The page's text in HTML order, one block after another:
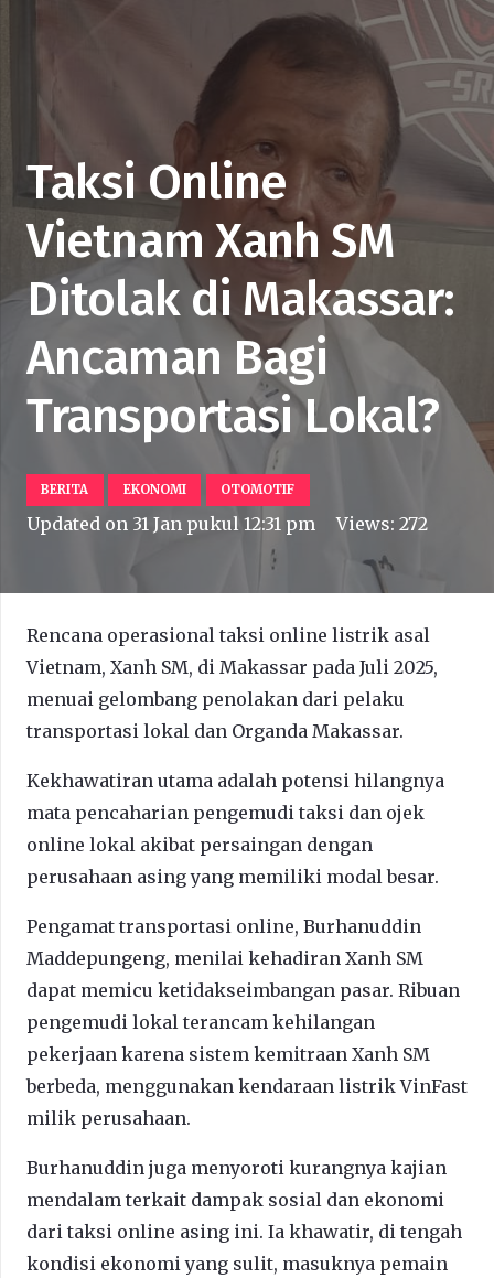
Taksi Online
Vietnam Xanh SM
Ditolak di Makassar:
Ancaman Bagi
Transportasi Lokal?
BERITA EKONOMI OTOMOTIF
Updated on 31 Jan pukul 12:31 pm Views:272
Rencana operasional taksi online listrik asal
Vietnam, Xanh SM, di Makassar pada Juli 2025,
menuai gelombang penolakan dari pelaku
transportasi lokal dan Organda Makassar.
Kekhawatiran utama adalah potensi hilangnya
mata pencaharian pengemudi taksi dan ojek
online lokal akibat persaingan dengan
perusahaan asing yang memiliki modal besar.
Pengamat transportasi online, Burhanuddin
Maddepungeng, menilai kehadiran Xanh SM
dapat memicu ketidakseimbangan pasar. Ribuan
pengemudi lokal terancam kehilangan
pekerjaan karena sistem kemitraan Xanh SM
berbeda, menggunakan kendaraan listrik VinFast
milik perusahaan.
Burhanuddin juga menyoroti kurangnya kajian
mendalam terkait dampak sosial dan ekonomi
dari taksi online asing ini. Ia khawatir, di tengah
kondisi ekonomi yang sulit, masuknya pemain